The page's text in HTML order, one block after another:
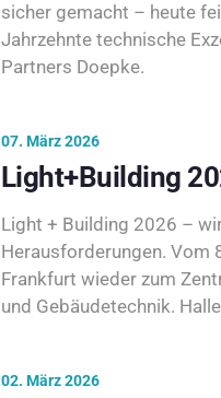
sicher gemacht – heute
Jahrzehnte technische
Partners Doepke.
07. März 2026
Light+Building
Light + Building 2026 –
Herausforderungen. Vom
Frankfurt wieder zum
und Gebäudetechnik.
02. März 2026